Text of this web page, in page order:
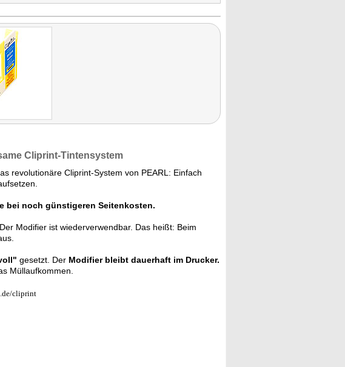
Cliprint-Tintensystem
revolutionäre Cliprint-System von PEARL: Einfach
bei noch günstigeren Seitenkosten.
Modifier ist wiederverwendbar. Das heißt: Beim
gesetzt. Der Modifier bleibt dauerhaft im Drucker.
Müllaufkommen.
cliprint